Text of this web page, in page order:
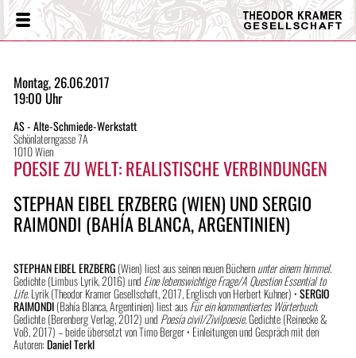
Theodor
Kramer
Menü
Montag, 26.06.2017
19:00 Uhr
AS - Alte-Schmiede-Werkstatt
Schönlaterngasse 7A
1010 Wien
POESIE ZU WELT: REALISTISCHE VERBINDUNGEN
STEPHAN EIBEL ERZBERG (WIEN) UND SERGIO
RAIMONDI (BAHÍA BLANCA, ARGENTINIEN)
STEPHAN EIBEL ERZBERG(Wien) liest aus seinen neuen Büchernunter einem himmel.
Gedichte (Limbus Lyrik, 2016) und Eine lebenswichtige Frage/A Question Essential to
Life.Lyrik (Theodor Kramer Gesellschaft, 2017, Englisch von Herbert Kuhner) •SERGIO
RAIMONDI(Bahía Blanca, Argentinien) liest ausFür ein kommentiertes Wörterbuch.
Gedichte (Berenberg Verlag, 2012) und Poesía civil/Zivilpoesie.Gedichte (Reinecke &
Voß, 2017) – beide übersetzt von Timo Berger • Einleitungen und Gespräch mit den
Autoren:Daniel Terkl